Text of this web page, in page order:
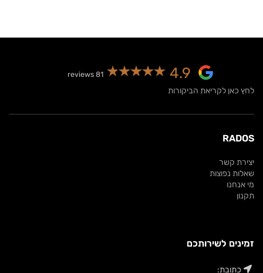
4.9
81 reviews
לחץ כאן לקריאת הביקורות
RADOS
יצירת קשר
שאלות נפוצות
מי אנחנו
תקנון
זמינים לשירותכם
כתובת: